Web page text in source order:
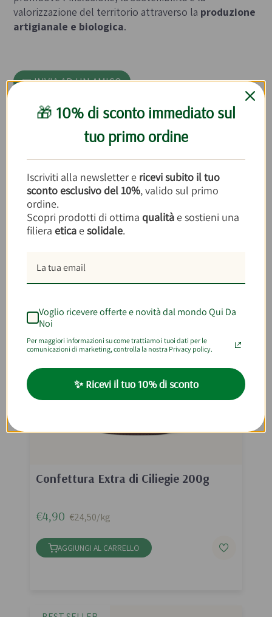
valorizzazione del territorio attraverso la produzione
artigianale e biologica.
INVIA AD UN AMICO
Inserisci la prima recensione per questo prodotto
Con cosa abbinare
Pesca 250cl
Confettura Extra di Ciliegie 200g
€4,90 €24,50/kg
AGGIUNGI AL CARRELLO
🎁 10% di sconto immediato sul
tuo primo ordine
Iscriviti alla newsletter e ricevi subito il tuo
sconto esclusivo del 10%, valido sul primo
ordine.
Scopri prodotti di ottima qualità e sostieni una
filiera etica esolidale.
Voglio ricevere offerte e novità dal mondo Qui Da
Noi
Per maggiori informazioni su come trattiamo i tuoi dati per le
comunicazioni di marketing, controlla la nostra Privacy policy.
✨ Ricevi il tuo 10% di sconto